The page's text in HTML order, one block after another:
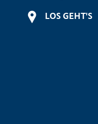
LOS GEHT'S